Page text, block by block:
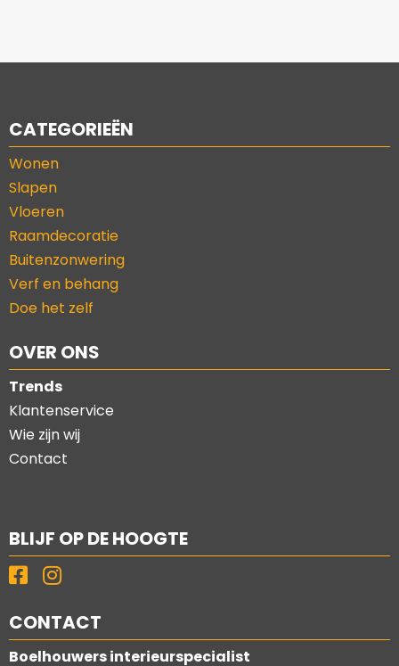
CATEGORIEËN
Wonen
Slapen
Vloeren
Raamdecoratie
Buitenzonwering
Verf en behang
Doe het zelf
OVER ONS
Trends
Klantenservice
Wie zijn wij
Contact
BLIJF OP DE HOOGTE
CONTACT
Boelhouwers interieurspecialist